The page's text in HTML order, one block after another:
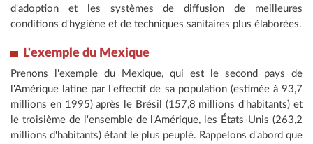
d'adoption et les systèmes de diffusion de meilleures
conditions d'hygiène et de techniques sanitaires plus élaborées.
L'exemple du Mexique
Prenons l'exemple du Mexique, qui est le second pays de
l'Amérique latine par l'effectif de sa population (estimée à 93,7
millions en 1995) après le Brésil (157,8 millions d'habitants) et
le troisième de l'ensemble de l'Amérique, les États-Unis (263,2
millions d'habitants) étant le plus peuplé. Rappelons d'abord que